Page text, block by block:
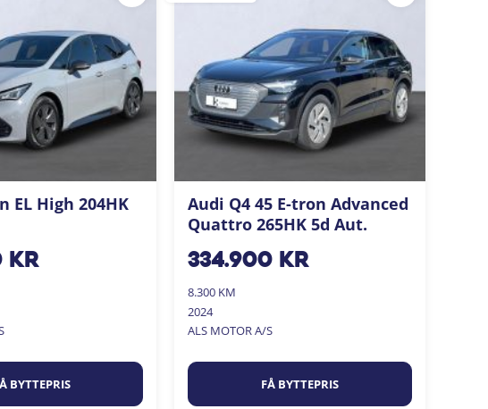
EL High 204HK
kr
BYTTEPRIS
Audi Q4 45 E-tron Advanced
Quattro 265HK 5d Aut.
334.900 kr
8.300 KM
2024
ALS MOTOR A/S
FÅ BYTTEPRIS